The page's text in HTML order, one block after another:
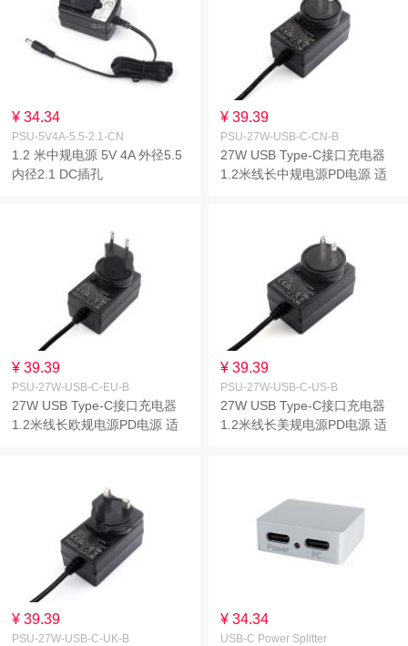
¥ 34.34
PSU-5V4A-5.5-2.1-CN
1.2 米中规电源 5V 4A 外径5.5
内径2.1 DC插孔
¥ 39.39
PSU-27W-USB-C-CN-B
27W USB Type-C接口充电器
1.2米线长中规电源PD电源 适
¥ 39.39
PSU-27W-USB-C-EU-B
27W USB Type-C接口充电器
1.2米线长欧规电源PD电源 适
¥ 39.39
PSU-27W-USB-C-US-B
27W USB Type-C接口充电器
1.2米线长美规电源PD电源 适
¥ 39.39
PSU-27W-USB-C-UK-B
¥ 34.34
USB-C Power Splitter